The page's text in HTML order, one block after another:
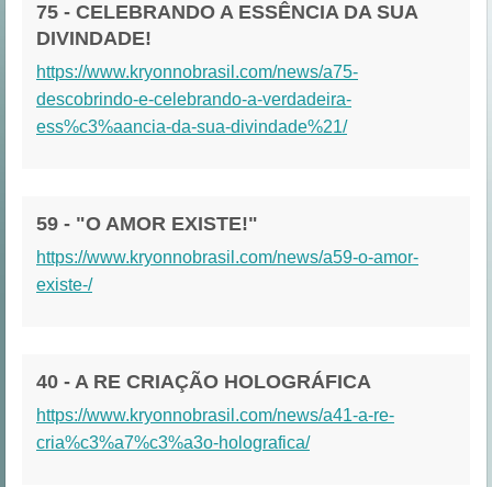
75 - CELEBRANDO A ESSÊNCIA DA SUA
DIVINDADE!
https://www.kryonnobrasil.com/news/a75-
descobrindo-e-celebrando-a-verdadeira-
ess%c3%aancia-da-sua-divindade%21/
59 - "O AMOR EXISTE!"
https://www.kryonnobrasil.com/news/a59-o-amor-
existe-/
40 - A RE CRIAÇÃO HOLOGRÁFICA
https://www.kryonnobrasil.com/news/a41-a-re-
cria%c3%a7%c3%a3o-holografica/